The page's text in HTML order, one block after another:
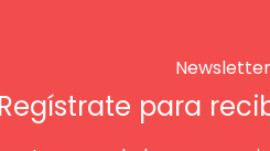
Newsletter
para